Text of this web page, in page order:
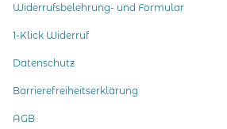
Widerrufsbelehrung- und Formular
1-Klick Widerruf
Datenschutz
Barrierefreiheitserklärung
AGB